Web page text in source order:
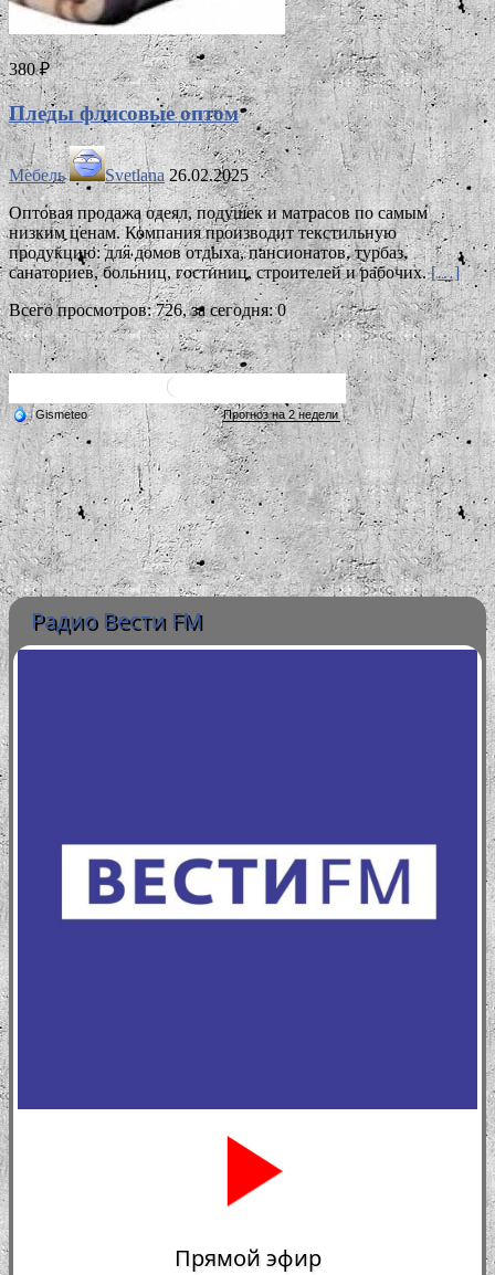
380 ₽
Пледы флисовые оптом
Мебель Svetlana 26.02.2025
Оптовая продажа одеял, подушек и матрасов по самым
низким ценам. Компания производит текстильную
продукцию: для домов отдыха, пансионатов, турбаз,
санаториев, больниц, гостиниц, строителей и рабочих.[…]
Всего просмотров: 726, за сегодня: 0
Радио Вести FM
Прямой эфир